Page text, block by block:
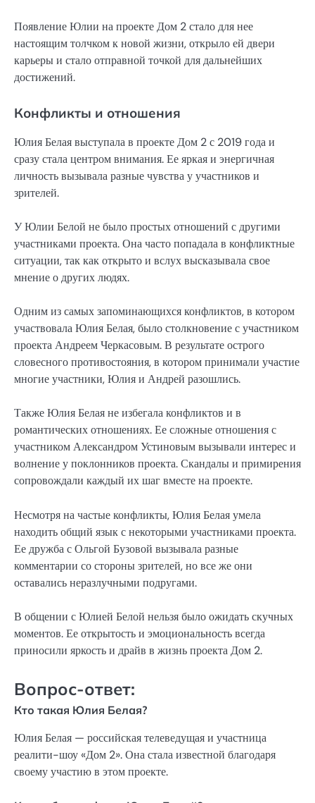
Появление Юлии на проекте Дом 2 стало для нее
настоящим толчком к новой жизни, открыло ей двери
карьеры и стало отправной точкой для дальнейших
достижений.
Конфликты и отношения
Юлия Белая выступала в проекте Дом 2 с 2019 года и
сразу стала центром внимания. Ее яркая и энергичная
личность вызывала разные чувства у участников и
зрителей.
У Юлии Белой не было простых отношений с другими
участниками проекта. Она часто попадала в конфликтные
ситуации, так как открыто и вслух высказывала свое
мнение о других людях.
Одним из самых запоминающихся конфликтов, в котором
участвовала Юлия Белая, было столкновение с участником
проекта Андреем Черкасовым. В результате острого
словесного противостояния, в котором принимали участие
многие участники, Юлия и Андрей разошлись.
Также Юлия Белая не избегала конфликтов и в
романтических отношениях. Ее сложные отношения с
участником Александром Устиновым вызывали интерес и
волнение у поклонников проекта. Скандалы и примирения
сопровождали каждый их шаг вместе на проекте.
Несмотря на частые конфликты, Юлия Белая умела
находить общий язык с некоторыми участниками проекта.
Ее дружба с Ольгой Бузовой вызывала разные
комментарии со стороны зрителей, но все же они
оставались неразлучными подругами.
В общении с Юлией Белой нельзя было ожидать скучных
моментов. Ее открытость и эмоциональность всегда
приносили яркость и драйв в жизнь проекта Дом 2.
Вопрос-ответ:
Кто такая Юлия Белая?
Юлия Белая — российская телеведущая и участница
реалити-шоу «Дом 2». Она стала известной благодаря
своему участию в этом проекте.